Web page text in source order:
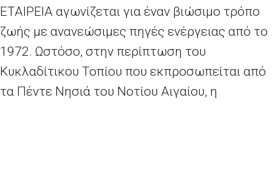
ΕΤΑΙΡΕΙΑ αγωνίζεται για έναν βιώσιμο τρόπο
ζωής με ανανεώσιμες πηγές ενέργειας από το
1972. Ωστόσο, στην περίπτωση του
Κυκλαδίτικου Τοπίου που εκπροσωπείται από
τα Πέντε Νησιά του Νοτίου Αιγαίου, η